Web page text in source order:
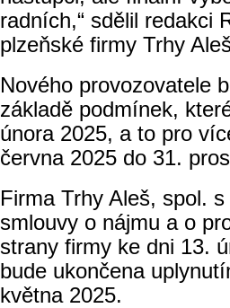
radních,“ sdělil redakci
plzeňské firmy Trhy
Nového provozovatele
základě podmínek,
února 2025, a to pro
června 2025 do 31.
Firma Trhy Aleš, spol.
smlouvy o nájmu a o
strany firmy ke dni 13.
bude ukončena
května 2025.